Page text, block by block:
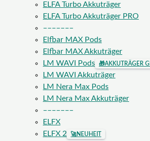
ELFA Turbo Akkuträger
ELFA Turbo Akkuträger PRO
–––––––
Elfbar MAX Pods
Elfbar MAX Akkuträger
LM WAVI Pods
🎁AKKUTRÄGER
LM WAVI Akkuträger
LM Nera Max Pods
LM Nera Max Akkuträger
–––––––
ELFX
ELFX 2
🚀NEUHEIT